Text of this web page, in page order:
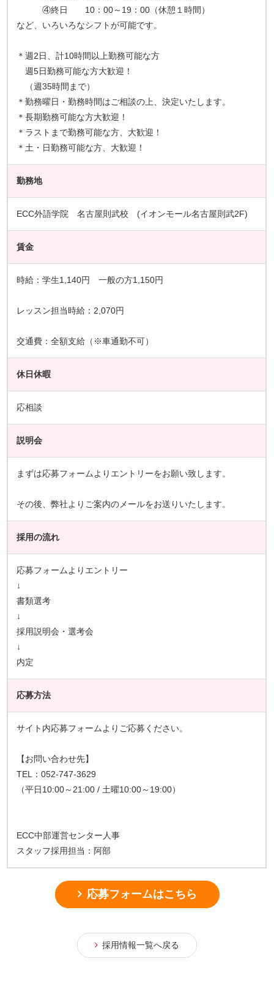
④終日 10：00～19：00（休憩１時間）
など、いろいろなシフトが可能です。
＊週2日、計10時間以上勤務可能な方
週5日勤務可能な方大歓迎！
（週35時間まで）
＊勤務曜日・勤務時間はご相談の上、決定いたします。
＊長期勤務可能な方大歓迎！
＊ラストまで勤務可能な方、大歓迎！
＊土・日勤務可能な方、大歓迎！
勤務地
ECC外語学院 名古屋則武校 (イオンモール名古屋則武2F)
賃金
時給：学生1,140円 一般の方1,150円
レッスン担当時給：2,070円
交通費：全額支給（※車通勤不可）
休日休暇
応相談
説明会
まずは応募フォームよりエントリーをお願い致します。
その後、弊社よりご案内のメールをお送りいたします。
採用の流れ
応募フォームよりエントリー
↓
書類選考
↓
採用説明会・選考会
↓
内定
応募方法
サイト内応募フォームよりご応募ください。
【お問い合わせ先】
TEL：052-747-3629
（平日10:00～21:00 / 土曜10:00～19:00）
ECC中部運営センター人事
スタッフ採用担当：阿部
応募フォームはこちら
採用情報一覧へ戻る